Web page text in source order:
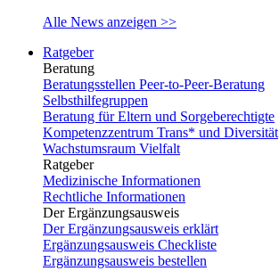
Alle News anzeigen >>
Ratgeber
Beratung
Beratungsstellen Peer-to-Peer-Beratung
Selbsthilfegruppen
Beratung für Eltern und Sorgeberechtigte
Kompetenzzentrum Trans* und Diversität
Wachstumsraum Vielfalt
Ratgeber
Medizinische Informationen
Rechtliche Informationen
Der Ergänzungsausweis
Der Ergänzungsausweis erklärt
Ergänzungsausweis Checkliste
Ergänzungsausweis bestellen